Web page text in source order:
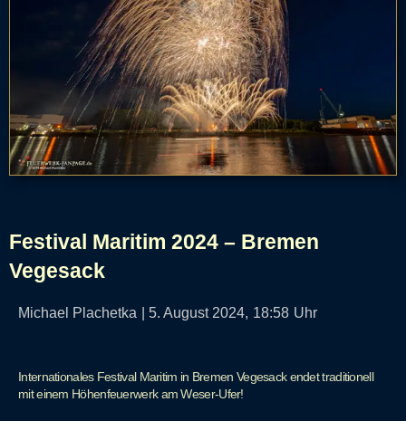
Festival Maritim 2024 – Bremen
Vegesack
Michael Plachetka 5. August 2024, 18:58 Uhr
Internationales Festival Maritim in Bremen Vegesack endet traditionell
mit einem Höhenfeuerwerk am Weser-Ufer!